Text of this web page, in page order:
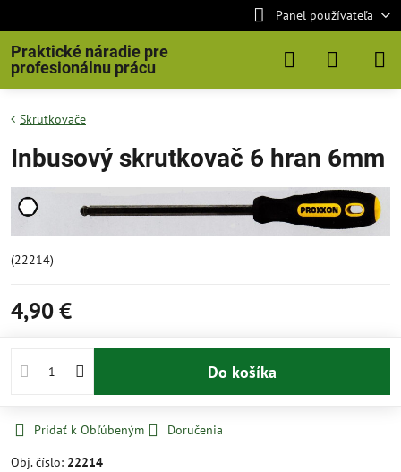
Panel používateľa
Praktické náradie pre
profesionálnu prácu
Skrutkovače
Inbusový skrutkovač 6 hran 6mm
(22214)
4,90 €
Do košíka
Pridať k Obľúbeným
Doručenia
Obj. číslo: 22214